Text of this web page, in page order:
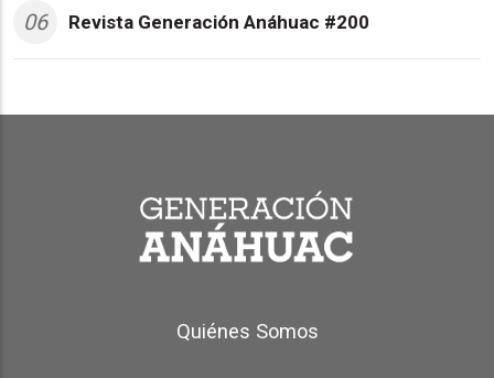
06 Revista Generación Anáhuac #200
Quiénes Somos